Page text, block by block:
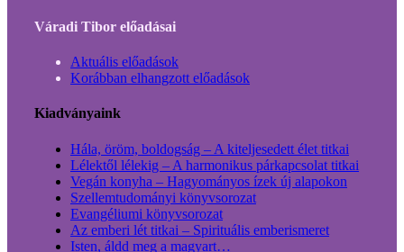
Váradi Tibor előadásai
Aktuális előadások
Korábban elhangzott előadások
Kiadványaink
Hála, öröm, boldogság – A kiteljesedett élet titkai
Lélektől lélekig – A harmonikus párkapcsolat titkai
Vegán konyha – Hagyományos ízek új alapokon
Szellemtudományi könyvsorozat
Evangéliumi könyvsorozat
Az emberi lét titkai – Spirituális emberismeret
Isten, áldd meg a magyart…